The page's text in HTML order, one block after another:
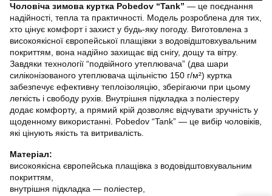
Чоловіча зимова куртка Pobedov “Tank” — це поєднання
надійності, тепла та практичності. Модель розроблена для тих,
хто цінує комфорт і захист у будь-яку погоду. Виготовлена з
високоякісної європейської плащівки з водовідштовхувальним
покриттям, вона надійно захищає від снігу, дощу та вітру.
Завдяки технології “подвійного утеплювача” (два шари
силіконізованого утеплювача щільністю 150 г/м²) куртка
забезпечує ефективну теплоізоляцію, зберігаючи при цьому
легкість і свободу рухів. Внутрішня підкладка з поліестеру
додає комфорту, а прямий крій дозволяє відчувати зручність у
щоденному використанні. Pobedov “Tank” — це вибір чоловіків,
які цінують якість та витривалість.
Матеріал:
високоякісна європейська плащівка з водовідштовхувальним
покриттям,
внутрішня підкладка — поліестер,